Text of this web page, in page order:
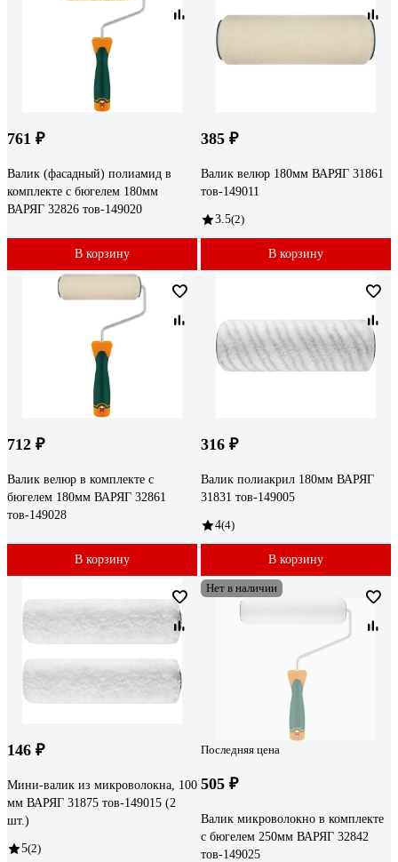
761 ₽
Валик (фасадный) полиамид в
комплекте с бюгелем 180мм
ВАРЯГ 32826 тов-149020
В корзину
385 ₽
Валик велюр 180мм ВАРЯГ 31861
тов-149011
3.5(2)
В корзину
712 ₽
Валик велюр в комплекте с
бюгелем 180мм ВАРЯГ 32861
тов-149028
В корзину
316 ₽
Валик полиакрил 180мм ВАРЯГ
31831 тов-149005
4(4)
В корзину
146 ₽
Мини-валик из микроволокна, 100
мм ВАРЯГ 31875 тов-149015 (2
шт.)
5(2)
Нет в наличии
Последняя цена
505 ₽
Валик микроволокно в комплекте
с бюгелем 250мм ВАРЯГ 32842
тов-149025